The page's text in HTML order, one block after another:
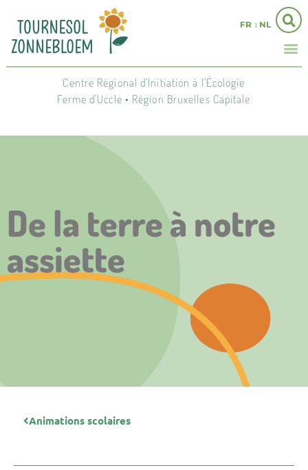
FR NL
Centre Régional d'Initiation à l'Écologie
Ferme d'Uccle • Région Bruxelles Capitale
De la terre à notre
assiette
Animations scolaires